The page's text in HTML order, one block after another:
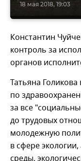
18 мая 2018, 19:03
Константин
контроль за
органов
Татьяна
по
за все
до трудовых
молодежную
в сфере
среды,